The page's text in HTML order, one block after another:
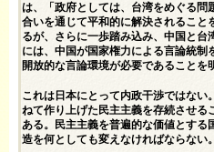
は、「政府としては、台湾をめぐる問
合いを通じて平和的に解決されること
るが、さらに一歩踏み込み、中国と台
には、中国が国家権力による言論統制
開放的な言論環境が必要であることを
これは日本にとって内政干渉ではない
ねて作り上げた民主主義を存続させる
ある。民主主義を普遍的な価値とする
造を何としても変えなければならない。